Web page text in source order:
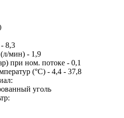
8,3
мин) - 1,9
при ном. потоке - 0,1
(°C) - 4,4 - 37,8
уголь